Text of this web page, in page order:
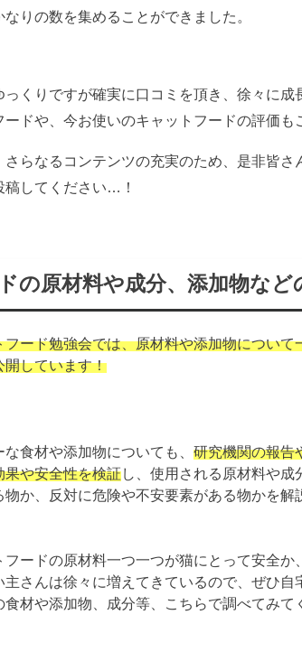
なりの数を集めることができました。
っくりですが確実に口コミを頂き、徐々に成
ードや、今お使いのキャットフードの評価も
さらなるコンテンツの充実のため、是非皆さ
稿してください…！
の原材料や成分、添加物など
フード勉強会では、原材料や添加物につい
開しています！
な食材や添加物についても、 研究機関の報告
果や安全性を検証し、使用される原材料や
物か、反対に危険や不安要素がある物かを解
フードの原材料一つ一つが猫にとって安全か
主さんは徐々に増えてきているので、ぜひ
食材や添加物、成分等、こちらで調べてみ